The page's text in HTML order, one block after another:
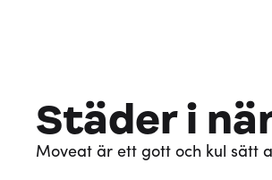
Städer i
Moveat är ett gott och kul sätt